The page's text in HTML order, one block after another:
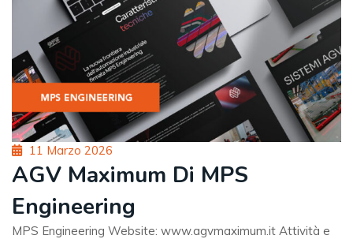
Posted
on
11 Marzo 2026
AGV Maximum Di MPS
Engineering
MPS Engineering Website: www.agvmaximum.it Attività e